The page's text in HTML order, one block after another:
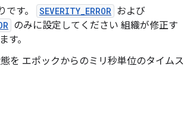
す。 SEVERITY_ERROR および
のみに設定してください 組織が修正す
す。
を エポックからのミリ秒単位のタイムス